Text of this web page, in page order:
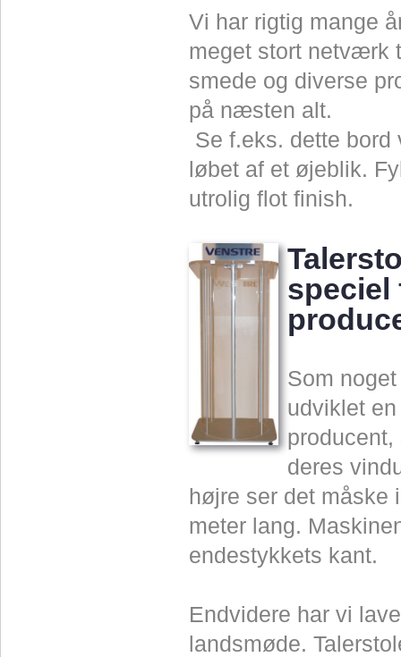
Vi har rigtig mange
meget stort netværk
smede og diverse
på næsten alt.
Se f.eks. dette
løbet af et øjeblik.
utrolig flot finish.
speciel
Som
udviklet
deres
højre ser det måske
meter lang.
endestykkets kant.
Endvidere har vi
landsmøde.